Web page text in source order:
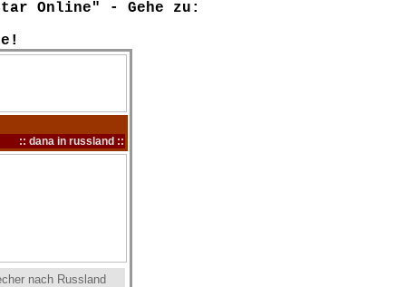
Online" - Gehe zu:
:: dana in russland ::
nach Russland